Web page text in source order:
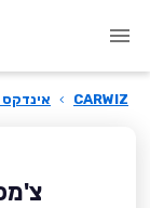
CARWIZ
› אינדקס